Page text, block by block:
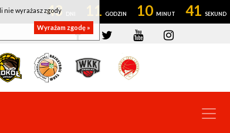
43 11 10 40
nie wyrażasz zgody
Wyrażam zgodę »